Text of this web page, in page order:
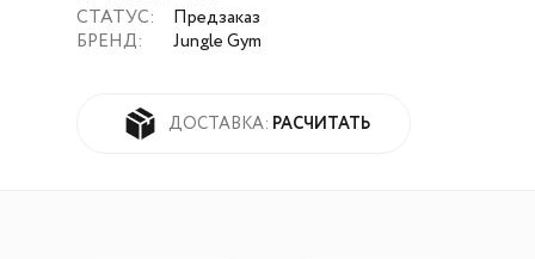
СТАТУС:
БРЕНД:
Предзаказ
Jungle Gym
ДОСТАВКА: РАСЧИТАТЬ